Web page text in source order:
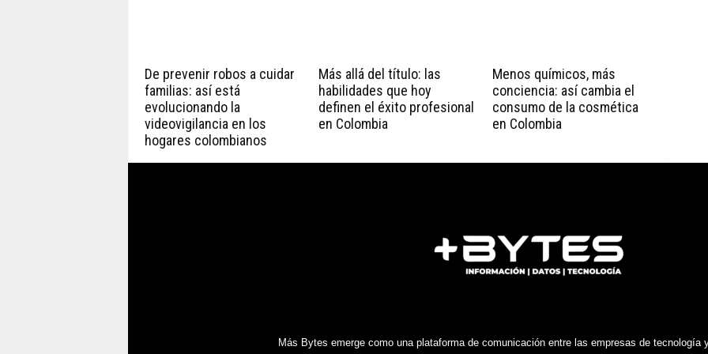
De prevenir robos a cuidar
familias: así está
evolucionando la
videovigilancia en los
hogares colombianos
Más allá del título: las
habilidades que hoy
definen el éxito profesional
en Colombia
Menos químicos, más
conciencia: así cambia el
consumo de la cosmética
en Colombia
Más Bytes emerge como una plataforma de comunicación entre las empresas de tecnología